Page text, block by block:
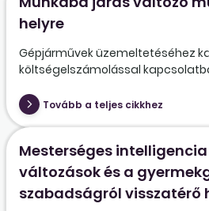
helyre
Gépjárművek üzemeltetéséhez
költségelszámolással
Tovább a teljes cikkhez
Mesterséges
változások és a
szabadságról visszatérő